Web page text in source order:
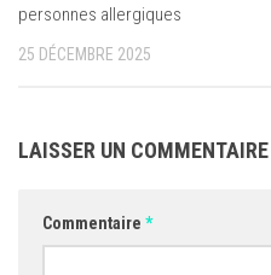
personnes allergiques
25 DÉCEMBRE 2025
LAISSER UN COMMENTAIRE
Commentaire *